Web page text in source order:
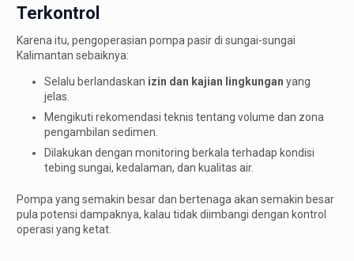
Terkontrol
Karena itu, pengoperasian pompa pasir di sungai-sungai
Kalimantan sebaiknya:
Selalu berlandaskan izin dan kajian lingkungan yang
jelas.
Mengikuti rekomendasi teknis tentang volume dan zona
pengambilan sedimen.
Dilakukan dengan monitoring berkala terhadap kondisi
tebing sungai, kedalaman, dan kualitas air.
Pompa yang semakin besar dan bertenaga akan semakin besar
pula potensi dampaknya, kalau tidak diimbangi dengan kontrol
operasi yang ketat.